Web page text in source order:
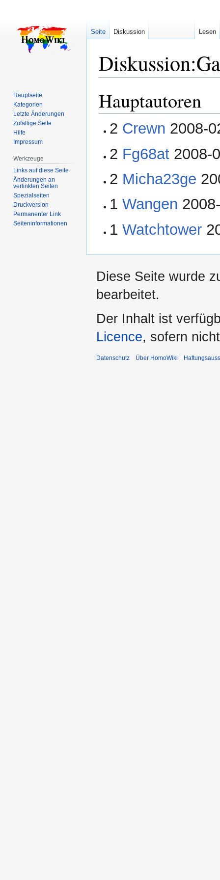
Diskussion:
Navigation
springen
Suche
springen
Hauptautoren
2 Crewn 2008-
2 Fg68at 2008-
2 Micha23ge
1Wangen
1Watchtower
Seite Diskussion Lesen
Hauptseite
Kategorien
Letzte Änderungen
Zufällige Seite
Hilfe
Impressum
Werkzeuge
Links auf diese Seite
Änderungen an
verlinkten Seiten
Spezialseiten
Druckversion
Permanenter Link
Seiten­­informationen
Diese Seite wurde
bearbeitet.
Der Inhalt ist
Licence, sofern
Datenschutz Über HomoWiki